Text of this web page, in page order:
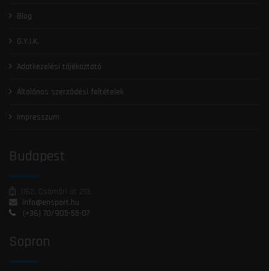
Blog
G.Y.I.K.
Adatkezelési tájékoztató
Általános szerződési feltételek
Impresszum
Budapest
1162, Csömöri út 213.
info@ensport.hu
(+36) 70/905-55-07
Sopron